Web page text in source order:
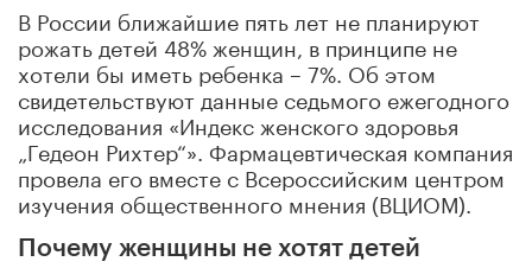
В России ближайшие пять лет не планируют
рожать детей 48% женщин, в принципе не
хотели бы иметь ребенка – 7%. Об этом
свидетельствуют данные седьмого ежегодного
исследования «Индекс женского здоровья
„Гедеон Рихтер“». Фармацевтическая компания
провела его вместе с Всероссийским центром
изучения общественного мнения (ВЦИОМ).
Почему женщины не хотят детей